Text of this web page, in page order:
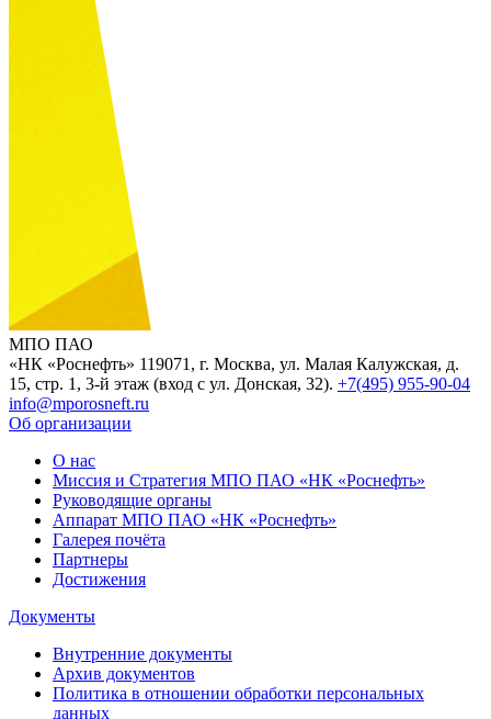
МПО ПАО
«НК «Роснефть» 119071, г. Москва, ул. Малая Калужская, д.
15, стр. 1, 3-й этаж (вход с ул. Донская, 32). +7(495) 955-90-04
info@mporosneft.ru
Об организации
О нас
Миссия и Стратегия МПО ПАО «НК «Роснефть»
Руководящие органы
Аппарат МПО ПАО «НК «Роснефть»
Галерея почёта
Партнеры
Достижения
Документы
Внутренние документы
Архив документов
Политика в отношении обработки персональных
данных